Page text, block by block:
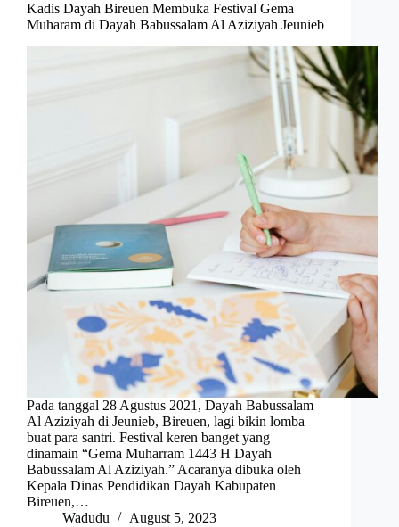
Kadis Dayah Bireuen Membuka Festival Gema
Muharam di Dayah Babussalam Al Aziziyah Jeunieb
Pada tanggal 28 Agustus 2021, Dayah Babussalam
Al Aziziyah di Jeunieb, Bireuen, lagi bikin lomba
buat para santri. Festival keren banget yang
dinamain “Gema Muharram 1443 H Dayah
Babussalam Al Aziziyah.” Acaranya dibuka oleh
Kepala Dinas Pendidikan Dayah Kabupaten
Bireuen,…
Wadudu
August 5, 2023